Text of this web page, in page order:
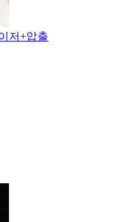
저+압출